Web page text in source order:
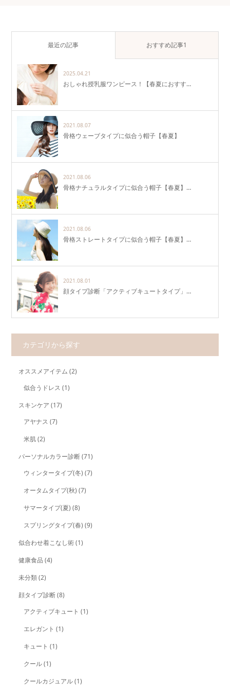
最近の記事 おすすめ記事1
2025.04.21
おしゃれ授乳服ワンピース！【春夏におすす…
2021.08.07
骨格ウェーブタイプに似合う帽子【春夏】
2021.08.06
骨格ナチュラルタイプに似合う帽子【春夏】…
2021.08.06
骨格ストレートタイプに似合う帽子【春夏】…
2021.08.01
顔タイプ診断「アクティブキュートタイプ」…
カテゴリから探す
オススメアイテム (2)
似合うドレス (1)
スキンケア (17)
アヤナス (7)
米肌(2)
パーソナルカラー診断(71)
ウィンタータイプ(冬) (7)
オータムタイプ(秋) (7)
サマータイプ(夏) (8)
スプリングタイプ(春) (9)
似合わせ着こなし術(1)
健康食品 (4)
未分類(2)
顔タイプ診断(8)
アクティブキュート (1)
エレガント (1)
キュート (1)
クール(1)
クールカジュアル(1)